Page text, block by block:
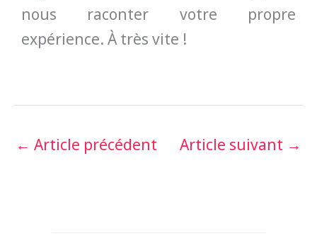
nous raconter votre propre
expérience. À très vite !
← Article précédent Article suivant →